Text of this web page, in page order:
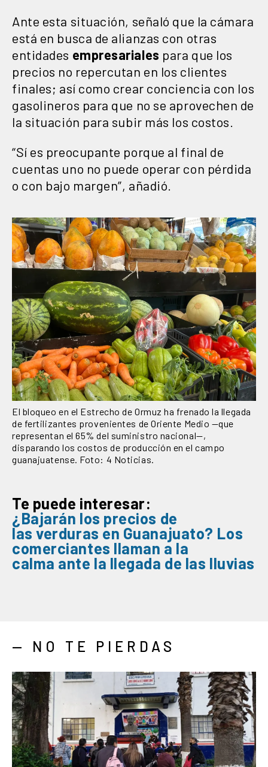
Ante esta situación, señaló que la cámara
está en busca de alianzas con otras
entidades empresariales para que los
precios no repercutan en los clientes
finales; así como crear conciencia con los
gasolineros para que no se aprovechen de
la situación para subir más los costos.
“Sí es preocupante porque al final de
cuentas uno no puede operar con pérdida
o con bajo margen”, añadió.
El bloqueo en el Estrecho de Ormuz ha frenado la llegada
de fertilizantes provenientes de Oriente Medio —que
representan el 65% del suministro nacional—,
disparando los costos de producción en el campo
guanajuatense. Foto: 4 Noticias.
Te puede interesar:
¿Bajarán los precios de
lasverduras en Guanajuato? Los
comerciantes llaman a la
calma ante la llegada de las lluvias
— NO TE PIERDAS